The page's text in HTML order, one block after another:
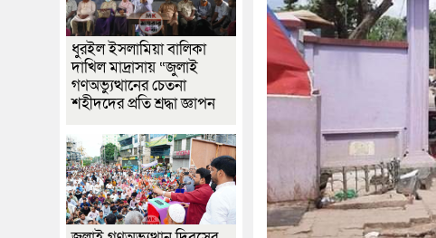
ধুরইল ইসলামিয়া বালিকা
দাখিল মাদ্রাসায় “জুলাই
গণঅভ্যুত্থানের চেতনা
শহীদদের প্রতি শ্রদ্ধা জ্ঞাপন